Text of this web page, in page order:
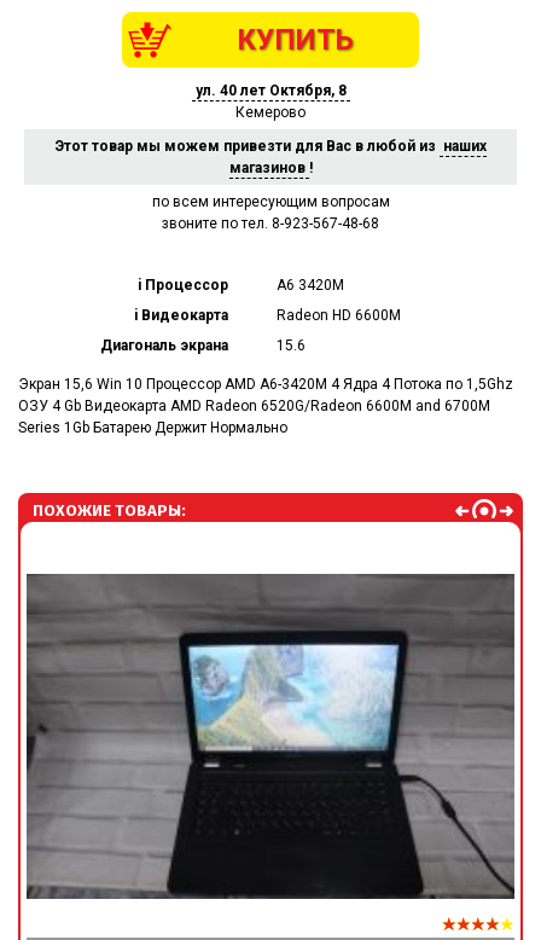
КУПИТЬ
ул. 40 лет Октября, 8
Кемерово
Этот товар мы можем привезти для Вас в любой из наших
магазинов !
по всем интересующим вопросам
звоните по тел. 8-923-567-48-68
i Процессор
A6 3420M
i Видеокарта
Radeon HD 6600M
Диагональ экрана
15.6
Экран 15,6 Win 10 Процессор AMD A6-3420M 4 Ядра 4 Потока по 1,5Ghz
ОЗУ 4 Gb Видеокарта AMD Radeon 6520G/Radeon 6600M and 6700M
Series 1Gb Батарею Держит Нормально
ПОХОЖИЕ ТОВАРЫ: